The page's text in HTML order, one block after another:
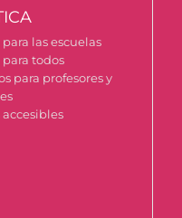
las escuelas
todos
para profesores y
accesibles